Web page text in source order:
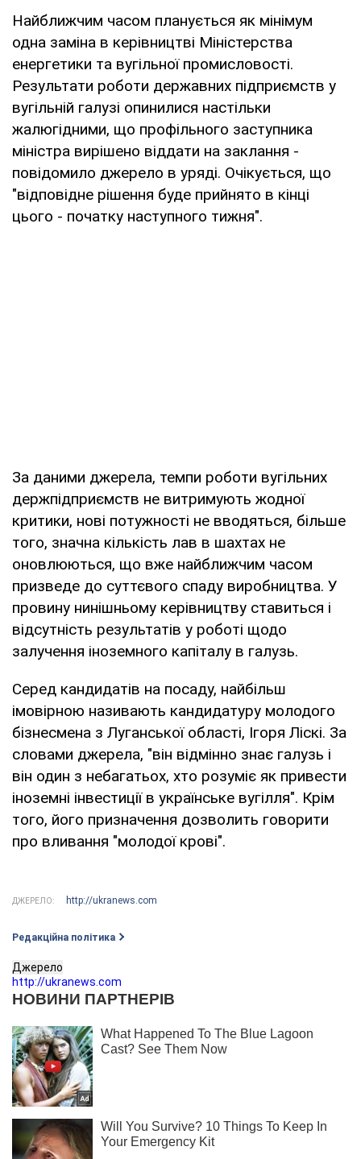
Найближчим часом планується як мінімум
одна заміна в керівництві Міністерства
енергетики та вугільної промисловості.
Результати роботи державних підприємств у
вугільній галузі опинилися настільки
жалюгідними, що профільного заступника
міністра вирішено віддати на заклання -
повідомило джерело в уряді. Очікується, що
"відповідне рішення буде прийнято в кінці
цього - початку наступного тижня".
За даними джерела, темпи роботи вугільних
держпідприємств не витримують жодної
критики, нові потужності не вводяться, більше
того, значна кількість лав в шахтах не
оновлюються, що вже найближчим часом
призведе до суттєвого спаду виробництва. У
провину нинішньому керівництву ставиться і
відсутність результатів у роботі щодо
залучення іноземного капіталу в галузь.
Серед кандидатів на посаду, найбільш
імовірною називають кандидатуру молодого
бізнесмена з Луганської області, Ігоря Ліскі. За
словами джерела, "він відмінно знає галузь і
він один з небагатьох, хто розуміє як привести
іноземні інвестиції в українське вугілля". Крім
того, його призначення дозволить говорити
про вливання "молодої крові".
ДЖЕРЕЛО: http://ukranews.com
Редакційна політика
Джерело
http://ukranews.com